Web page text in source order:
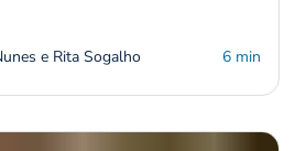
e Rita Sogalho 6 min